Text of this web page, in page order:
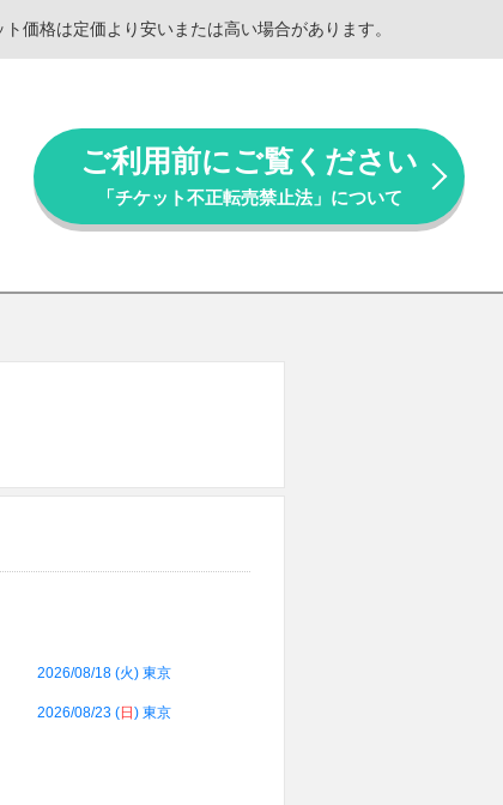
価格は定価より安いまたは高い場合があります。
ご利用前にご覧ください
「チケット不正転売禁止法」について
2026/08/18 (火) 東京
2026/08/23 (日 ) 東京